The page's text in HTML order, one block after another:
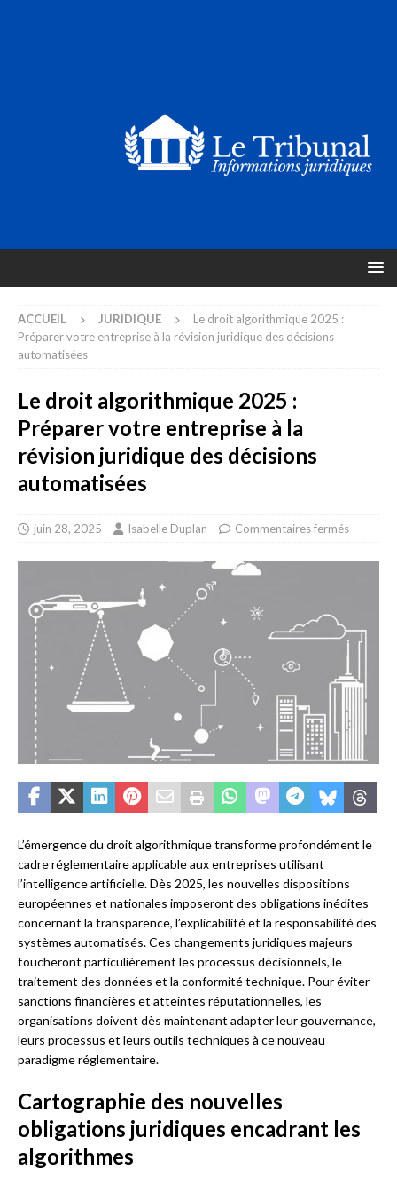
ACCUEIL JURIDIQUE
Le droit algorithmique 2025 :
Préparer votre entreprise à la révision juridique des décisions
automatisées
Le droit algorithmique 2025 :
Préparer votre entreprise à la
révision juridique des décisions
automatisées
juin 28, 2025 Isabelle Duplan Commentaires fermés
L’émergence du droit algorithmique transforme profondément le
cadre réglementaire applicable aux entreprises utilisant
l’intelligence artificielle. Dès 2025, les nouvelles dispositions
européennes et nationales imposeront des obligations inédites
concernant la transparence, l’explicabilité et la responsabilité des
systèmes automatisés. Ces changements juridiques majeurs
toucheront particulièrement les processus décisionnels, le
traitement des données et la conformité technique. Pour éviter
sanctions financières et atteintes réputationnelles, les
organisations doivent dès maintenant adapter leur gouvernance,
leurs processus et leurs outils techniques à ce nouveau
paradigme réglementaire.
Cartographie des nouvelles
obligations juridiques encadrant les
algorithmes